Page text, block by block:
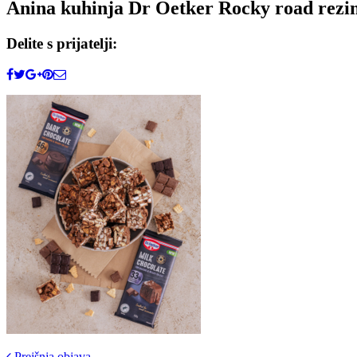
Anina kuhinja Dr Oetker Rocky road
Delite s prijatelji: